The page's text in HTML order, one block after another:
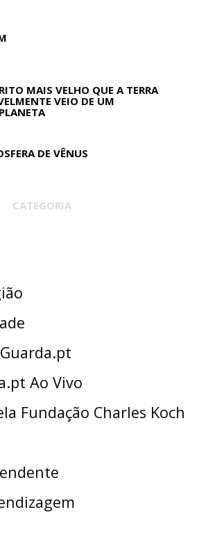
MAIS VELHO QUE A TERRA
VEIO DE UM
DE VÊNUS
CATEGORIA
Ao Vivo
Fundação Charles Koch